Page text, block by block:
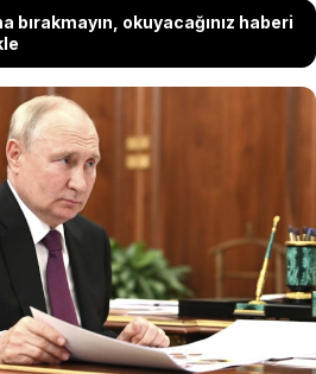
bırakmayın, okuyacağınız haberi
yumurta fiyatlarındaki artış
ulaştı. Ülkede yumurta kıtlığı
Putin fiyatlardaki yükselişten
sorumlu tutarak halktan özür